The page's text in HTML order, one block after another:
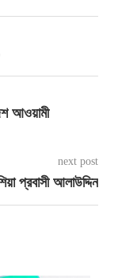
আওয়ামী
next post
প্রবাসী আলাউদ্দিন